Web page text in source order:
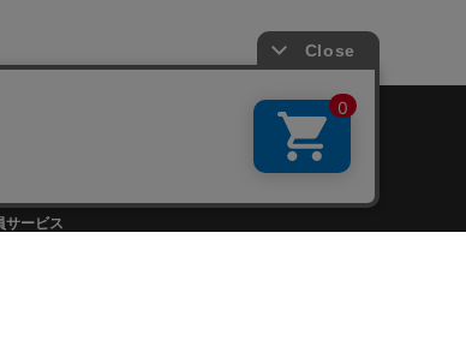
サービス